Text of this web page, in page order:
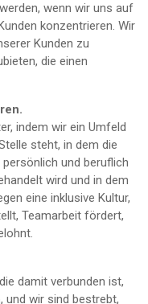
wenn wir uns auf
konzentrieren. Wir
Kunden zu
die einen
indem wir ein Umfeld
steht, in dem die
und beruflich
wird und in dem
eine inklusive Kultur,
Teamarbeit fördert,
damit verbunden ist,
und wir sind bestrebt,